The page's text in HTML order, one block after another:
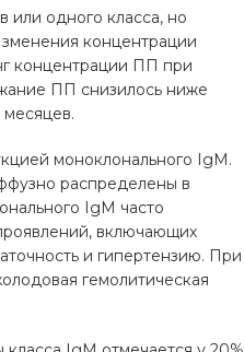
или одного класса, но
концентрации
концентрации ПП при
ПП снизилось ниже
моноклонального IgM.
распределены в
IgM часто
включающих
и гипертензию. При
гемолитическая